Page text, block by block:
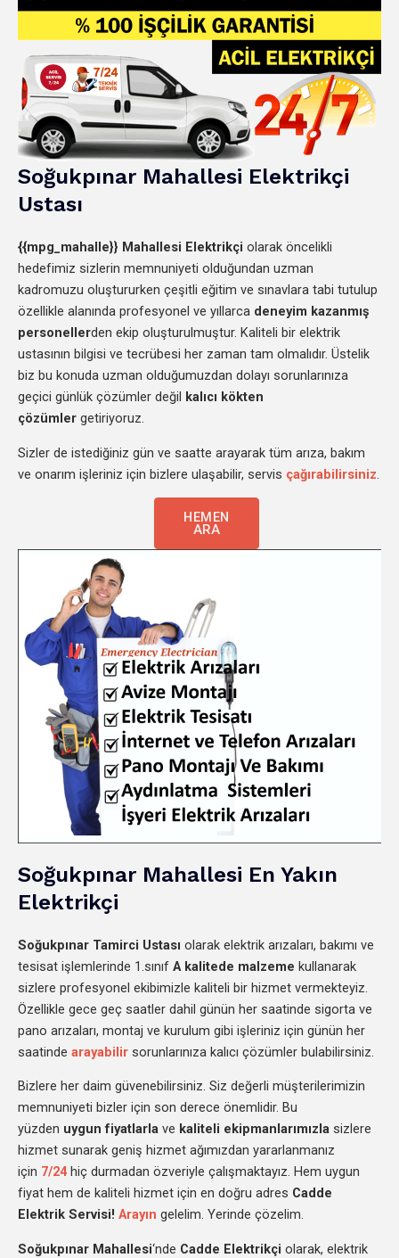
Soğukpınar Mahallesi Elektrikçi
Ustası
{{mpg_mahalle}} Mahallesi Elektrikçi olarak öncelikli
hedefimiz sizlerin memnuniyeti olduğundan uzman
kadromuzu oluştururken çeşitli eğitim ve sınavlara tabi tutulup
özellikle alanında profesyonel ve yıllarca deneyim kazanmış
personellerden ekip oluşturulmuştur. Kaliteli bir elektrik
ustasının bilgisi ve tecrübesi her zaman tam olmalıdır. Üstelik
biz bu konuda uzman olduğumuzdan dolayı sorunlarınıza
geçici günlük çözümler değil kalıcı kökten
çözümler getiriyoruz.
Sizler de istediğiniz gün ve saatte arayarak tüm arıza, bakım
ve onarım işleriniz için bizlere ulaşabilir, servis çağırabilirsiniz
HEMEN
ARA
Soğukpınar Mahallesi En Yakın
Elektrikçi
Soğukpınar Tamirci Ustası olarak elektrik arızaları, bakımı ve
tesisat işlemlerinde 1.sınıf A kalitede malzeme kullanarak
sizlere profesyonel ekibimizle kaliteli bir hizmet vermekteyiz.
Özellikle gece geç saatler dahil günün her saatinde sigorta ve
pano arızaları, montaj ve kurulum gibi işleriniz için günün her
saatinde arayabilir sorunlarınıza kalıcı çözümler bulabilirsiniz.
Bizlere her daim güvenebilirsiniz. Siz değerli müşterilerimizin
memnuniyeti bizler için son derece önemlidir. Bu
yüzden uygun fiyatlarla ve kaliteli ekipmanlarımızla sizlere
hizmet sunarak geniş hizmet ağımızdan yararlanmanız
için 7/24hiç durmadan özveriyle çalışmaktayız. Hem uygun
fiyat hem de kaliteli hizmet için en doğru adres Cadde
Elektrik Servisi! Arayın gelelim. Yerinde çözelim.
Soğukpınar Mahallesi‘nde Cadde Elektrikçi olarak, elektrik